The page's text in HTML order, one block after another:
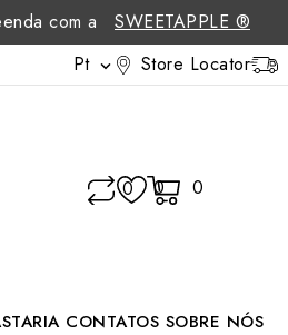
com a
SWEETAPPLE ®
Pt  Store Locator
0 0 0
CONTATOS SOBRE NÓS